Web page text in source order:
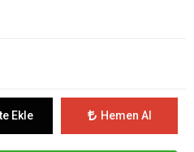
Ekle Hemen Al